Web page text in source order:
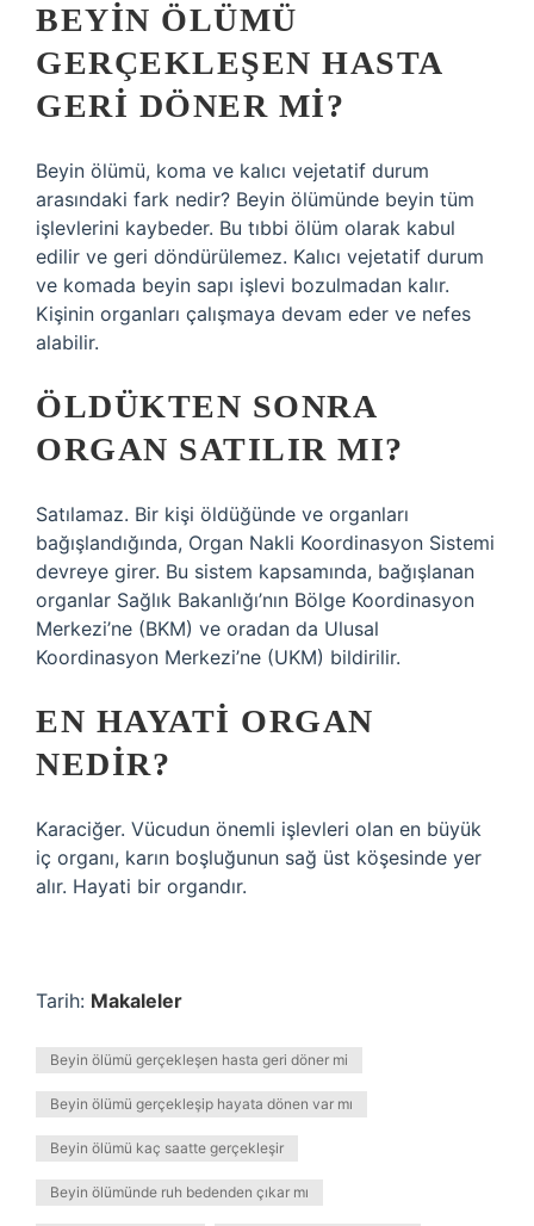
BEYIN ÖLÜMÜ
GERÇEKLEŞEN HASTA
GERI DÖNER MI?
Beyin ölümü, koma ve kalıcı vejetatif durum
arasındaki fark nedir? Beyin ölümünde beyin tüm
işlevlerini kaybeder. Bu tıbbi ölüm olarak kabul
edilir ve geri döndürülemez. Kalıcı vejetatif durum
ve komada beyin sapı işlevi bozulmadan kalır.
Kişinin organları çalışmaya devam eder ve nefes
alabilir.
ÖLDÜKTEN SONRA
ORGAN SATILIR MI?
Satılamaz. Bir kişi öldüğünde ve organları
bağışlandığında, Organ Nakli Koordinasyon Sistemi
devreye girer. Bu sistem kapsamında, bağışlanan
organlar Sağlık Bakanlığı’nın Bölge Koordinasyon
Merkezi’ne (BKM) ve oradan da Ulusal
Koordinasyon Merkezi’ne (UKM) bildirilir.
EN HAYATI ORGAN
NEDIR?
Karaciğer. Vücudun önemli işlevleri olan en büyük
iç organı, karın boşluğunun sağ üst köşesinde yer
alır. Hayati bir organdır.
Tarih: Makaleler
Beyin ölümü gerçekleşen hasta geri döner mi
Beyin ölümü gerçekleşip hayata dönen var mı
Beyin ölümü kaç saatte gerçekleşir
Beyin ölümünde ruh bedenden çıkar mı